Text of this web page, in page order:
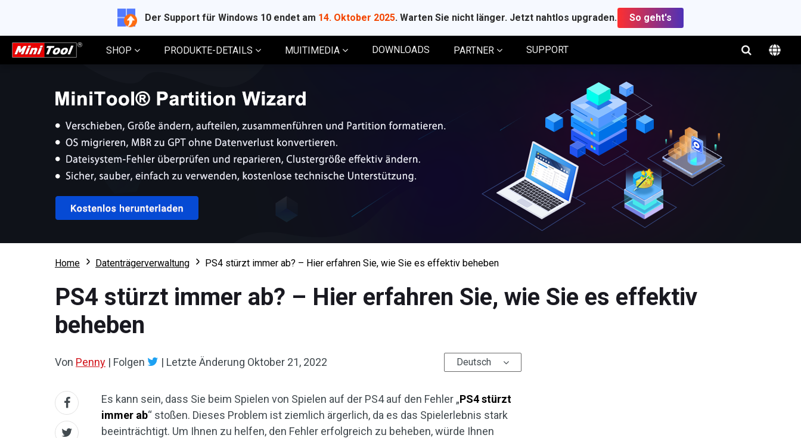
Der Support für Windows 10 endet am 14. Oktober 2025. Warten Sie nicht länger. Jetzt nahtlos upgraden. So geht's
SHOP PRODUKTE-DETAILS MUITIMEDIA DOWNLOADS PARTNER SUPPORT
Home Datenträgerverwaltung PS4 stürzt immer ab? – Hier erfahren Sie, wie Sie es effektiv beheben
PS4 stürzt immer ab? – Hier erfahren Sie, wie Sie es effektiv
beheben
Von Penny | Folgen | Letzte Änderung Oktober 21, 2022 Deutsch
Es kann sein, dass Sie beim Spielen von Spielen auf der PS4 auf den Fehler „PS4 stürzt
immer ab“ stoßen. Dieses Problem ist ziemlich ärgerlich, da es das Spielerlebnis stark
beeinträchtigt. Um Ihnen zu helfen, den Fehler erfolgreich zu beheben, würde Ihnen